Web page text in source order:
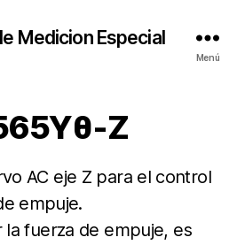
Medicion Especial
Menú
AC eje Z para el control
empuje.
la fuerza de empuje, es